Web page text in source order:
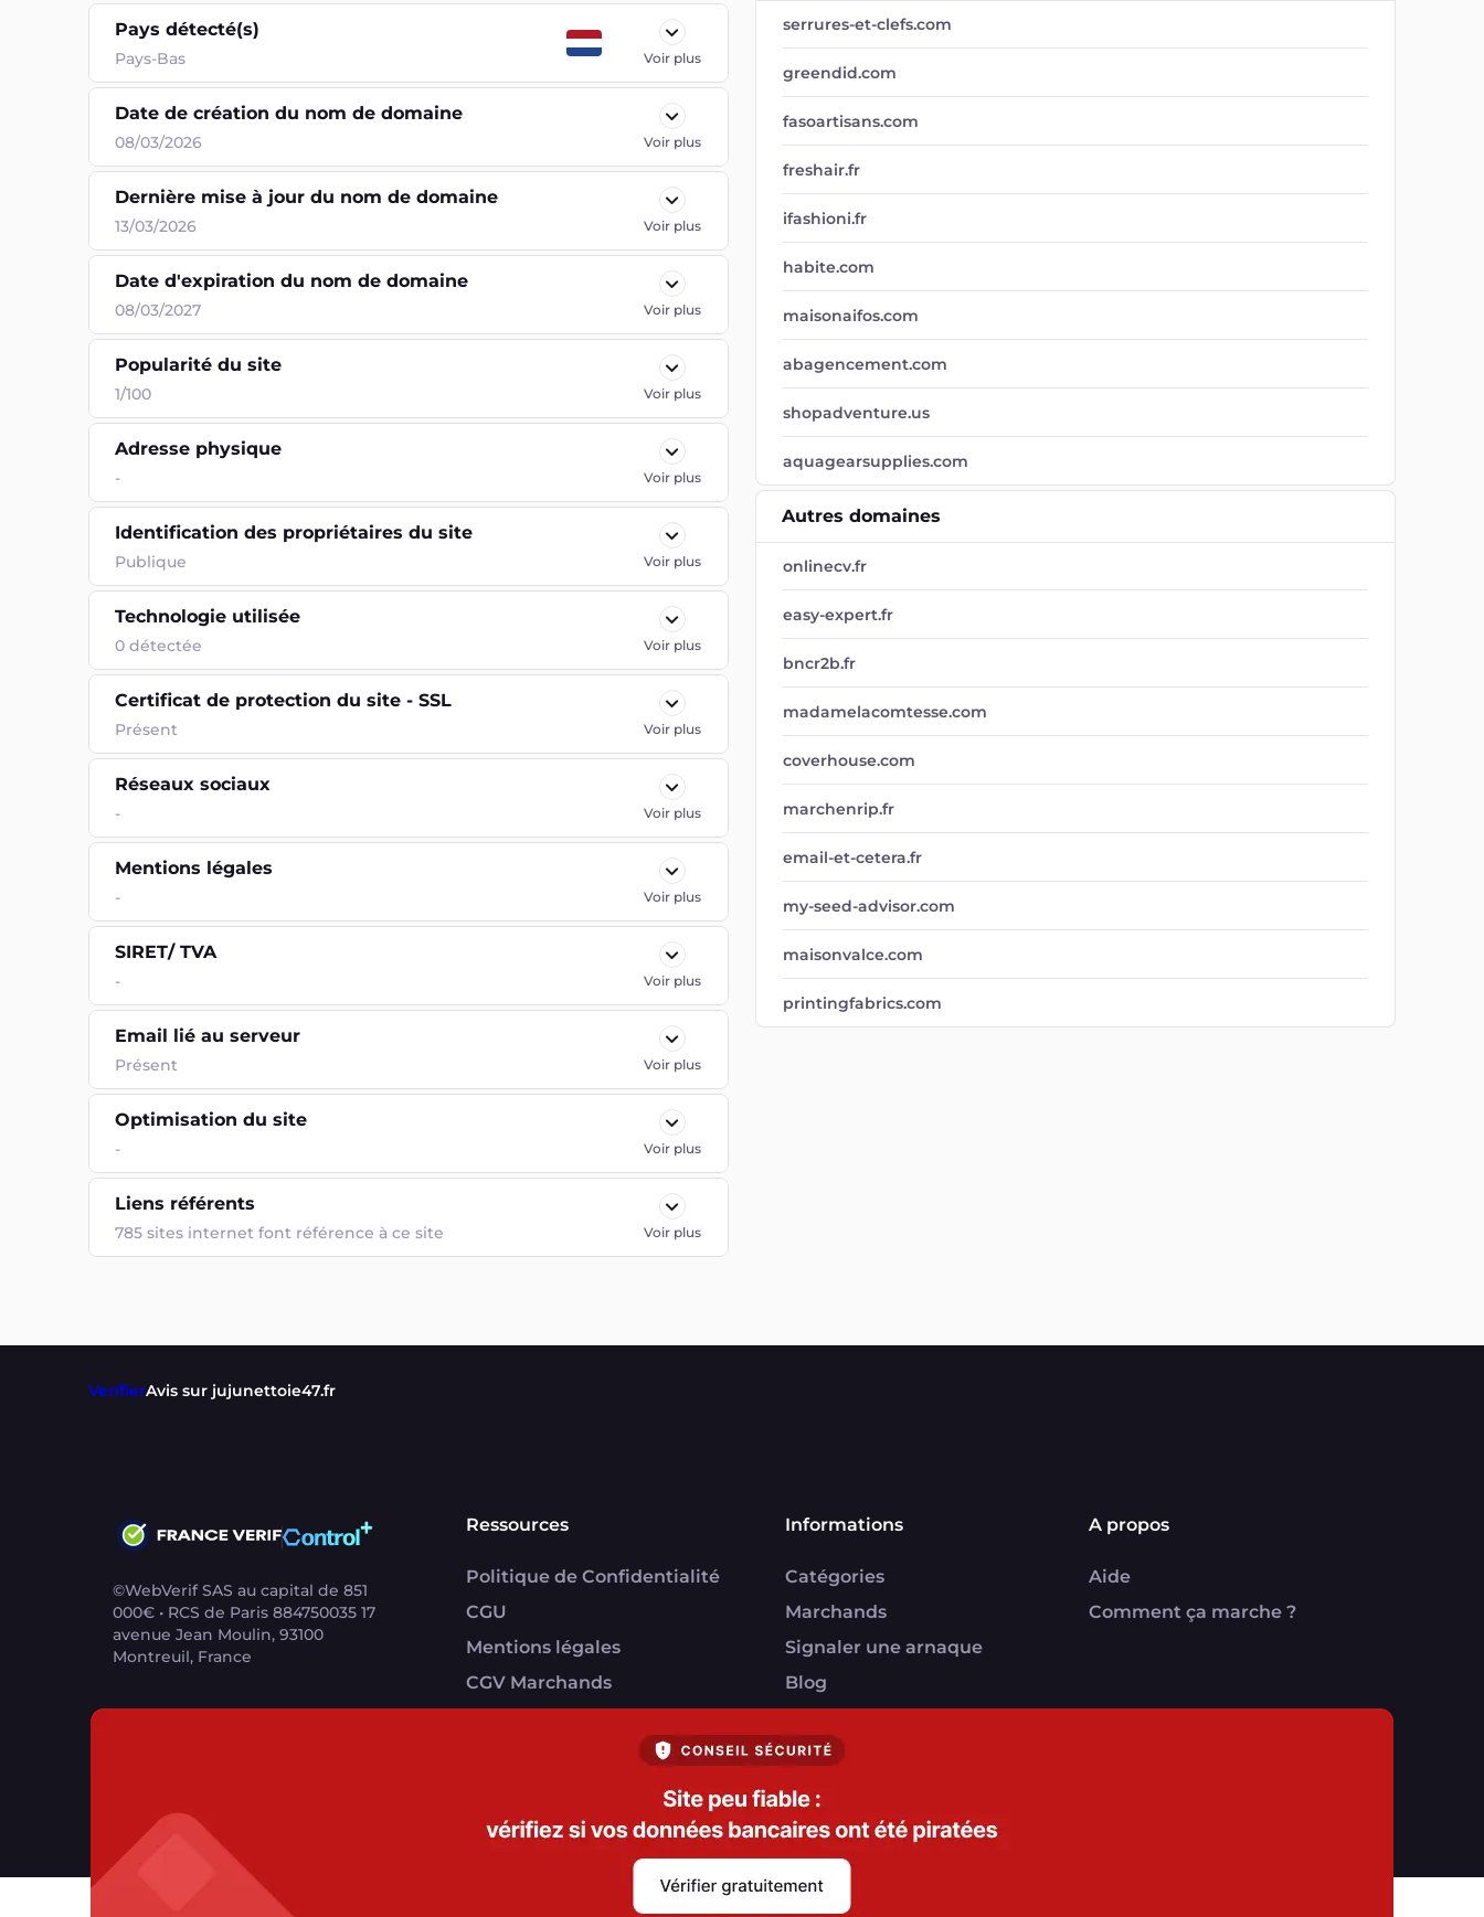
Pays détecté(s)
Pays-Bas Voir plus
Date de création du nom de domaine
08/03/2026 Voir plus
Dernière mise à jour du nom de domaine
13/03/2026 Voir plus
Date d'expiration du nom de domaine
08/03/2027 Voir plus
Popularité du site
1/100 Voir plus
Adresse physique
- Voir plus
Identification des propriétaires du site
Publique Voir plus
Technologie utilisée
0 détectée Voir plus
Certificat de protection du site - SSL
Présent Voir plus
Réseaux sociaux
- Voir plus
Mentions légales
- Voir plus
SIRET/ TVA
- Voir plus
Email lié au serveur
Présent Voir plus
Optimisation du site
- Voir plus
Liens référents
785 sites internet font référence à ce site Voir plus
serrures-et-clefs.com
greendid.com
fasoartisans.com
freshair.fr
ifashioni.fr
habite.com
maisonaifos.com
abagencement.com
shopadventure.us
aquagearsupplies.com
Autres domaines
onlinecv.fr
easy-expert.fr
bncr2b.fr
madamelacomtesse.com
coverhouse.com
marchenrip.fr
email-et-cetera.fr
my-seed-advisor.com
maisonvalce.com
printingfabrics.com
VerifierAvis sur jujunettoie47.fr
©WebVerif SAS au capital de 851
000€ • RCS de Paris 884750035 17
avenue Jean Moulin, 93100
Montreuil, France
Ressources
Politique de Confidentialité
CGU
Mentions légales
CGV Marchands
Informations
Catégories
Marchands
Signaler une arnaque
Blog
A propos
Aide
Comment ça marche ?